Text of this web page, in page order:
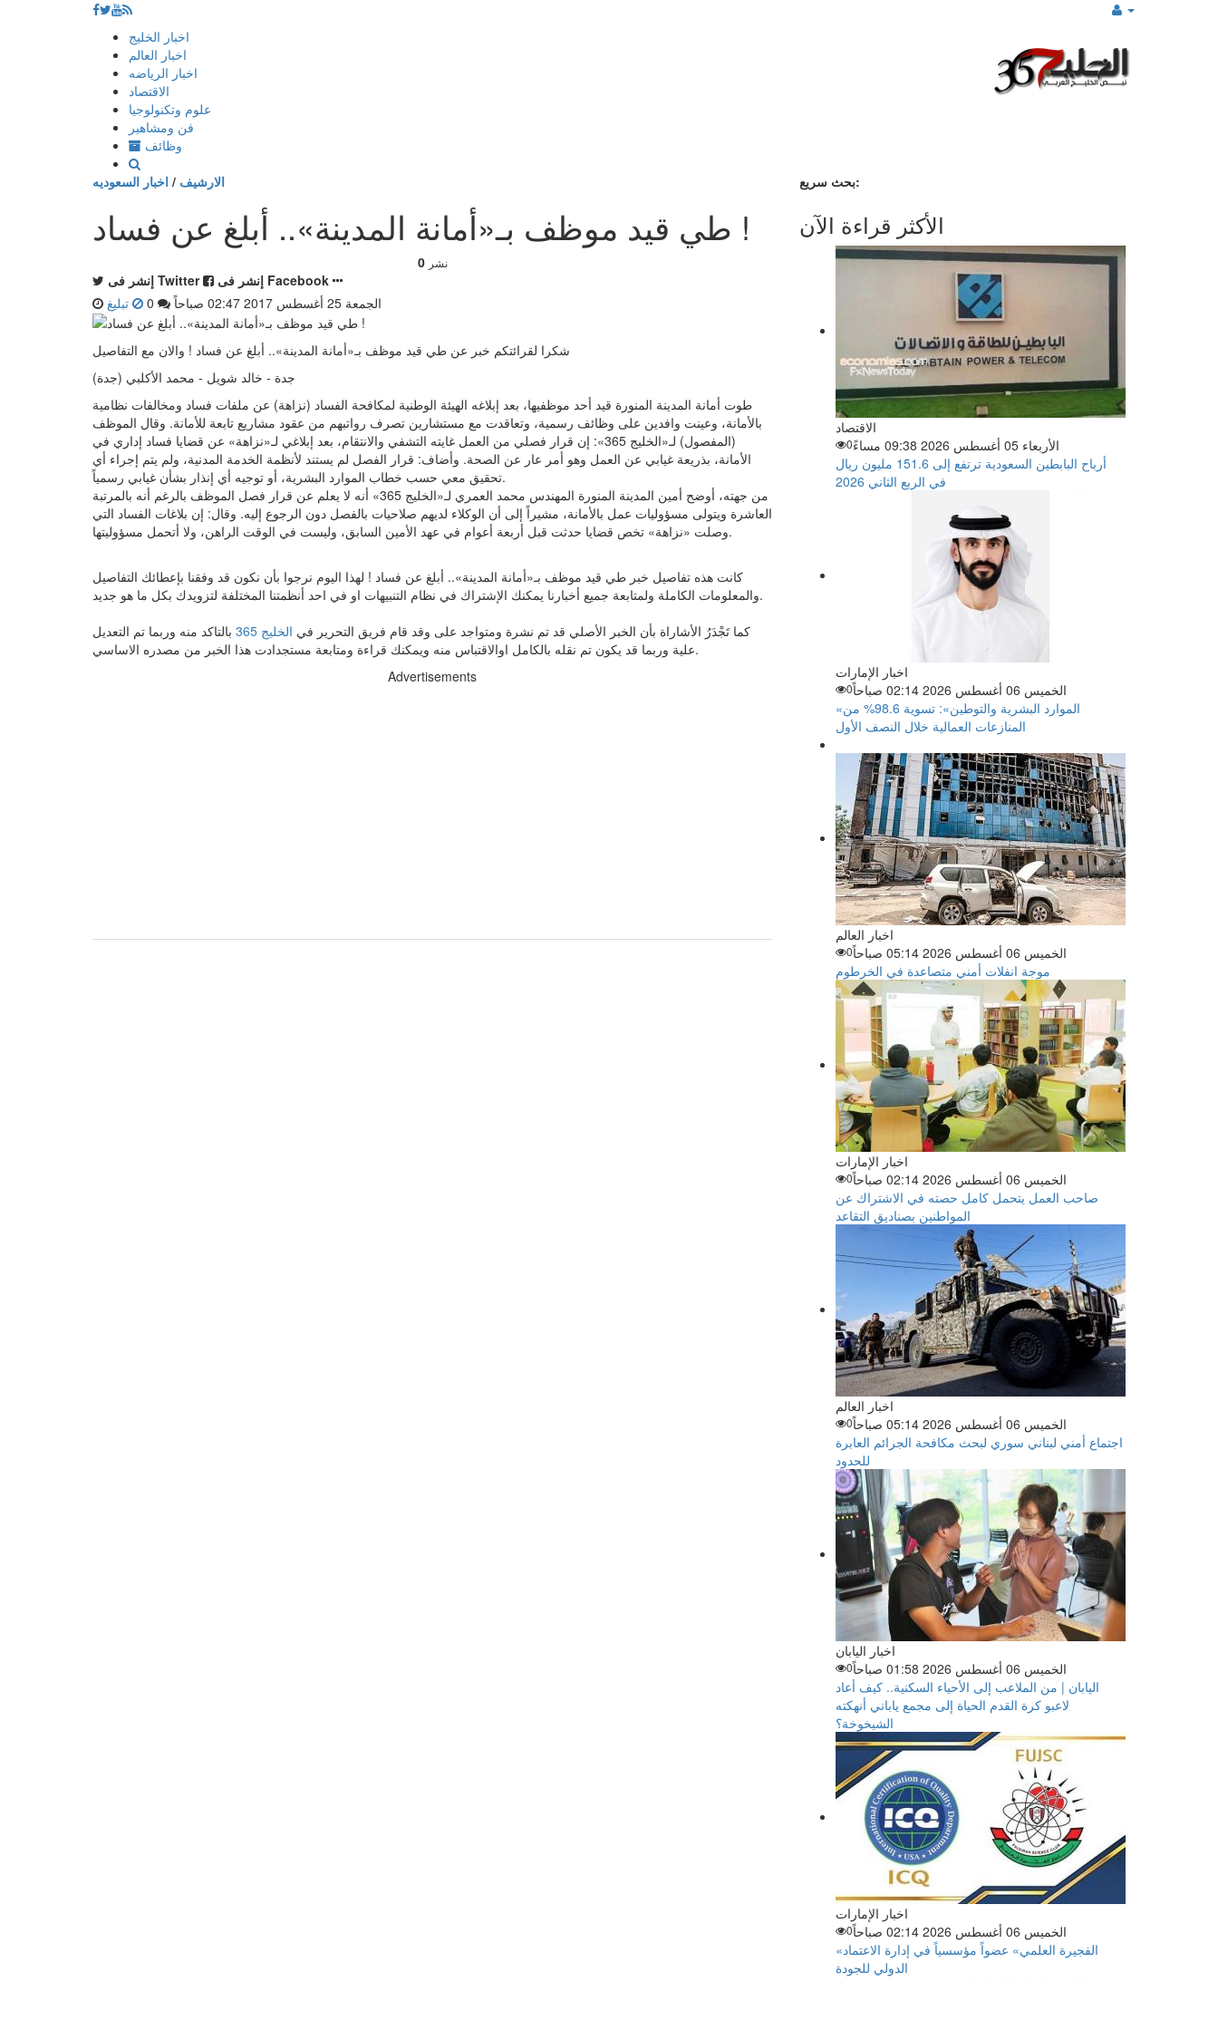
إذهب
المحتوى
اخبار الخليج
اخبار العالم
اخبار الرياضه
الاقتصاد
علوم وتكنولوجيا
فن ومشاهير
وظائف
الارشيف / اخبار السعوديه
طي قيد موظف بـ«أمانة المدينة».. أبلغ عن فساد !
0 نشر
إنشر فى Twitter
إنشر فى Facebook
الجمعة 25 أغسطس 2017 02:47 صباحاً
تبليغ
شكرا لقرائتكم خبر عن طي قيد موظف بـ«أمانة المدينة».. أبلغ عن فساد ! والان مع التفاصيل
جدة - خالد شويل - محمد الأكلبي (جدة)
طوت أمانة المدينة المنورة قيد أحد موظفيها، بعد إبلاغه الهيئة الوطنية لمكافحة الفساد (نزاهة) عن ملفات فساد ومخالفات نظامية
بالأمانة، وعينت وافدين على وظائف رسمية، وتعاقدت مع مستشارين تصرف رواتبهم من عقود مشاريع تابعة للأمانة. وقال الموظف
(المفصول) لـ«الخليج 365»: إن قرار فصلي من العمل غايته التشفي والانتقام، بعد إبلاغي لـ«نزاهة» عن قضايا فساد إداري في
الأمانة، بذريعة غيابي عن العمل وهو أمر عار عن الصحة. وأضاف: قرار الفصل لم يستند لأنظمة الخدمة المدنية، ولم يتم إجراء أي
تحقيق معي حسب خطاب الموارد البشرية، أو توجيه أي إنذار بشأن غيابي رسمياً.
من جهته، أوضح أمين المدينة المنورة المهندس محمد العمري لـ«الخليج 365» أنه لا يعلم عن قرار فصل الموظف بالرغم أنه بالمرتبة
العاشرة ويتولى مسؤوليات عمل بالأمانة، مشيراً إلى أن الوكلاء لديهم صلاحيات بالفصل دون الرجوع إليه. وقال: إن بلاغات الفساد التي
وصلت «نزاهة» تخص قضايا حدثت قبل أربعة أعوام في عهد الأمين السابق، وليست في الوقت الراهن، ولا أتحمل مسؤوليتها.
كانت هذه تفاصيل خبر طي قيد موظف بـ«أمانة المدينة».. أبلغ عن فساد ! لهذا اليوم نرجوا بأن نكون قد وفقنا بإعطائك التفاصيل
والمعلومات الكاملة ولمتابعة جميع أخبارنا يمكنك الإشتراك في نظام التنبيهات او في احد أنظمتنا المختلفة لتزويدك بكل ما هو جديد.
كما تَجْدَرُ الأشاراة بأن الخبر الأصلي قد تم نشرة ومتواجد على وقد قام فريق التحرير في الخليج 365
بالتاكد منه وربما تم التعديل
علية وربما قد يكون تم نقله بالكامل اوالاقتباس منه ويمكنك قراءة ومتابعة مستجدادت هذا الخبر من مصدره الاساسي.
Advertisements
بحث سريع:
الأكثر قراءة الآن
الاقتصاد
الأربعاء 05 أغسطس 2026 09:38 مساءً
0
أرباح البابطين السعودية ترتفع إلى 151.6 مليون ريال
في الربع الثاني 2026
اخبار الإمارات
الخميس 06 أغسطس 2026 02:14 صباحاً
0
«الموارد البشرية والتوطين»: تسوية 98.6% من
المنازعات العمالية خلال النصف الأول
اخبار العالم
الخميس 06 أغسطس 2026 05:14 صباحاً
0
موجة انفلات أمني متصاعدة في الخرطوم
اخبار الإمارات
الخميس 06 أغسطس 2026 02:14 صباحاً
0
صاحب العمل يتحمل كامل حصته في الاشتراك عن
المواطنين بصناديق التقاعد
اخبار العالم
الخميس 06 أغسطس 2026 05:14 صباحاً
0
اجتماع أمني لبناني سوري لبحث مكافحة الجرائم العابرة
للحدود
اخبار اليابان
الخميس 06 أغسطس 2026 01:58 صباحاً
0
اليابان | من الملاعب إلى الأحياء السكنية.. كيف أعاد
لاعبو كرة القدم الحياة إلى مجمع ياباني أنهكته
الشيخوخة؟
اخبار الإمارات
الخميس 06 أغسطس 2026 02:14 صباحاً
0
«الفجيرة العلمي» عضواً مؤسسياً في إدارة الاعتماد
الدولي للجودة